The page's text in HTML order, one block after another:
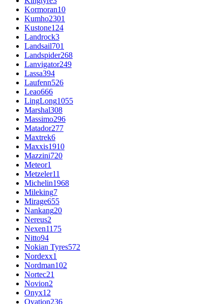
Kormoran10
Kumho2301
Kustone124
Landrock3
Landsail701
Landspider268
Lanvigator249
Lassa394
Laufenn526
Leao666
LingLong1055
Marshal308
Massimo296
Matador277
Maxtrek6
Maxxis1910
Mazzini720
Meteor1
Metzeler11
Michelin1968
Mileking7
Mirage655
Nankang20
Nereus2
Nexen1175
Nitto94
Nokian Tyres572
Nordexx1
Nordman102
Nortec21
Novion2
Onyx12
Ovation236